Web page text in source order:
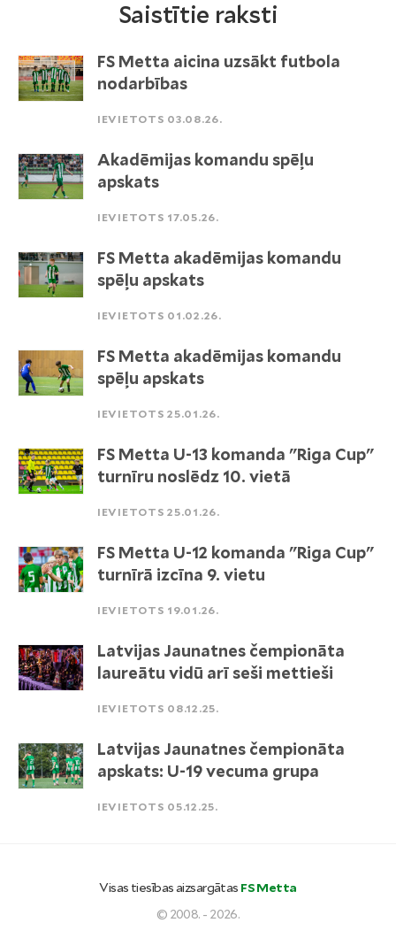
Saistītie raksti
FS Metta aicina uzsākt futbola
nodarbības
IEVIETOTS 03.08.26.
Akadēmijas komandu spēļu
apskats
IEVIETOTS 17.05.26.
FS Metta akadēmijas komandu
spēļu apskats
IEVIETOTS 01.02.26.
FS Metta akadēmijas komandu
spēļu apskats
IEVIETOTS 25.01.26.
FS Metta U-13 komanda "Riga Cup"
turnīru noslēdz 10. vietā
IEVIETOTS 25.01.26.
FS Metta U-12 komanda "Riga Cup"
turnīrā izcīna 9. vietu
IEVIETOTS 19.01.26.
Latvijas Jaunatnes čempionāta
laureātu vidū arī seši mettieši
IEVIETOTS 08.12.25.
Latvijas Jaunatnes čempionāta
apskats: U-19 vecuma grupa
IEVIETOTS 05.12.25.
Visas tiesības aizsargātas FS Metta
© 2008. - 2026.